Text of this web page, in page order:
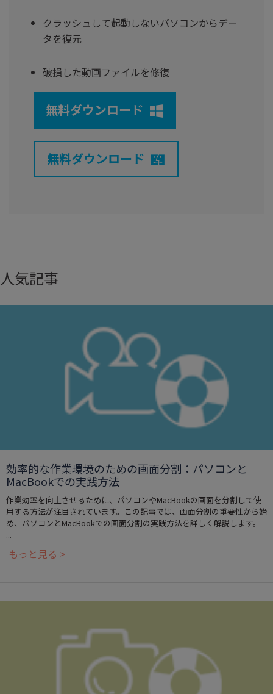
クラッシュして起動しないパソコンからデー
タを復元
破損した動画ファイルを修復
無料ダウンロード
無料ダウンロード
人気記事
効率的な作業環境のための画面分割：パソコンと
MacBookでの実践方法
作業効率を向上させるために、パソコンやMacBookの画面を分割して使
用する方法が注目されています。この記事では、画面分割の重要性から始
め、パソコンとMacBookでの画面分割の実践方法を詳しく解説します。
...
もっと見る >